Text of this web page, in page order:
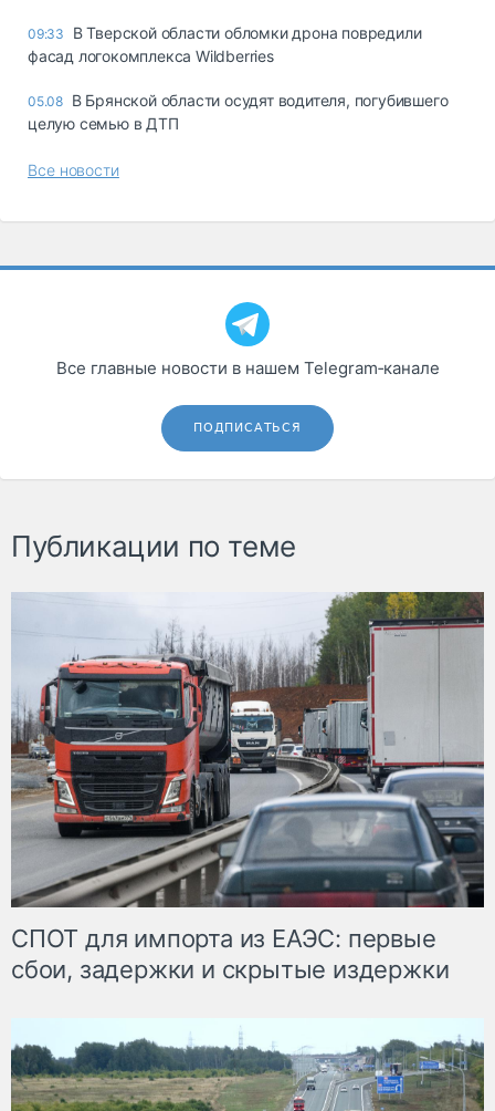
09:33
В Тверской области обломки дрона повредили
фасад логокомплекса Wildberries
05.08 В Брянской области осудят водителя, погубившего
целую семью в ДТП
Все новости
Все главные новости в нашем Telegram‑канале
ПОДПИСАТЬСЯ
Публикации по теме
СПОТ для импорта из ЕАЭС: первые
сбои, задержки и скрытые издержки